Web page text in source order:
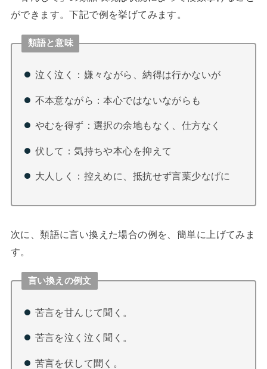
ができます。下記で例を挙げてみます。
類語と意味
泣く泣く：嫌々ながら、納得は行かないが
不本意ながら：本心ではないながらも
やむを得ず：選択の余地もなく、仕方なく
伏して：気持ちや本心を抑えて
大人しく：控えめに、抵抗せず言葉少なげに
次に、類語に言い換えた場合の例を、簡単に上げてみま
す。
言い換えの例文
苦言を甘んじて聞く。
苦言を泣く泣く聞く。
苦言を伏して聞く。